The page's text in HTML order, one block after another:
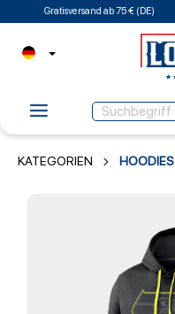
Gratisversand ab 75 € (DE)
KATEGORIEN HOODIES